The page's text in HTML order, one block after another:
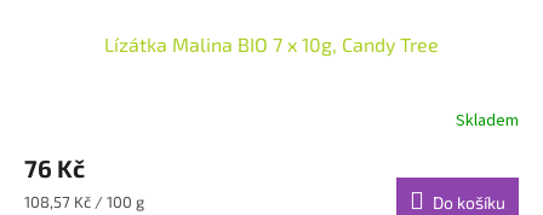
Lízátka Malina BIO 7 x 10g, Candy Tree
Skladem
76 Kč
Měrná
108,57 Kč / 100 g Do košíku